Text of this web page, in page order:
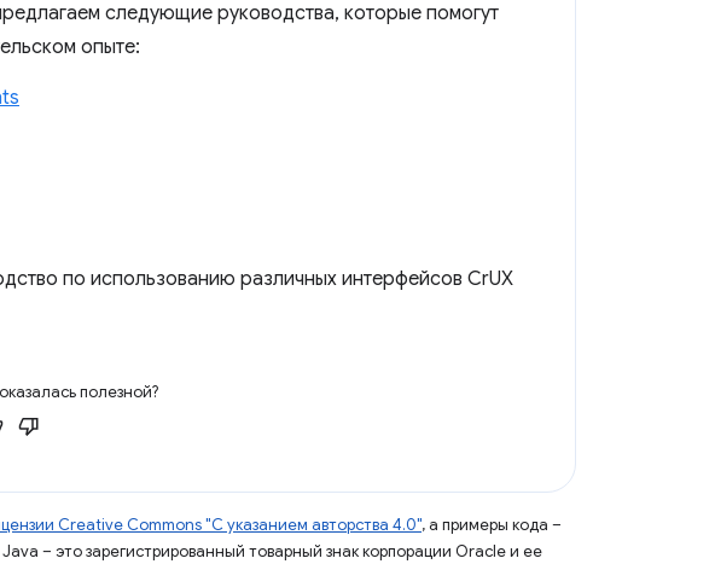
следующие руководства, которые помогут
опыте:
по использованию различных интерфейсов CrUX
полезной?
Creative Commons "С указанием авторства 4.0", а примеры кода –
Java – это зарегистрированный товарный знак корпорации Oracle и ее